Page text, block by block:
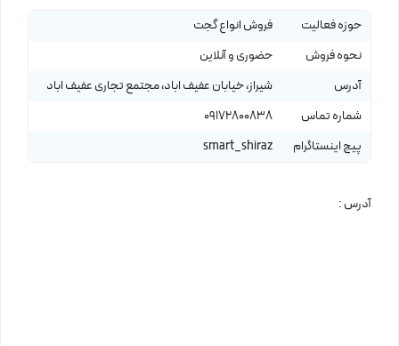
حوزه فعالیت
فروش انواع گجت
نحوه فروش
حضوری و آنلاین
آدرس
شیراز، خیابان عفیف اباد، مجتمع تجاری عفیف اباد
شماره تماس
09172800838
پیج اینستاگرام
smart_shiraz
آدرس :